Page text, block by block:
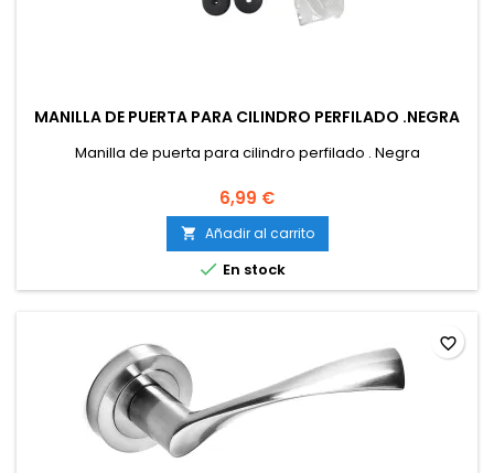
MANILLA DE PUERTA PARA CILINDRO PERFILADO .NEGRA
Manilla de puerta para cilindro perfilado . Negra
6,99 €
 Añadir al carrito
 En stock
favorite_border